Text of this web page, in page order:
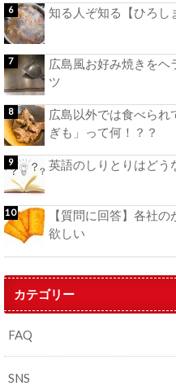
知る人ぞ知る【ひろし
広島風お好み焼きをヘ
ツ
広島以外では食べられ
ぎも」って何！？？
英語のしりとりはどう
【質問に回答】各社
欲しい
カテゴリー
FAQ
SNS